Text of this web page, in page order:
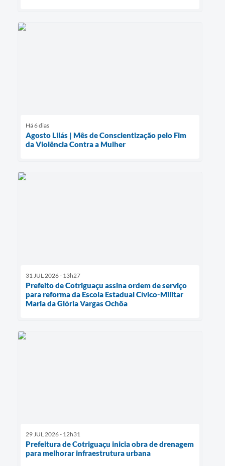
Há 6 dias
Agosto Lilás | Mês de Conscientização pelo Fim
da Violência Contra a Mulher
31 JUL 2026 - 13h27
Prefeito de Cotriguaçu assina ordem de serviço
para reforma da Escola Estadual Cívico-Militar
Maria da Glória Vargas Ochôa
29 JUL 2026 - 12h31
Prefeitura de Cotriguaçu inicia obra de drenagem
para melhorar infraestrutura urbana